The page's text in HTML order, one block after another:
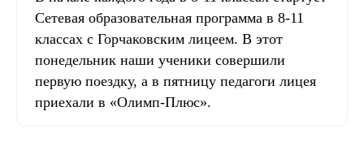
Сетевая образовательная программа в 8-11
классах с Горчаковским лицеем. В этот
понедельник наши ученики совершили
первую поездку, а в пятницу педагоги лицея
приехали в «Олимп-Плюс».